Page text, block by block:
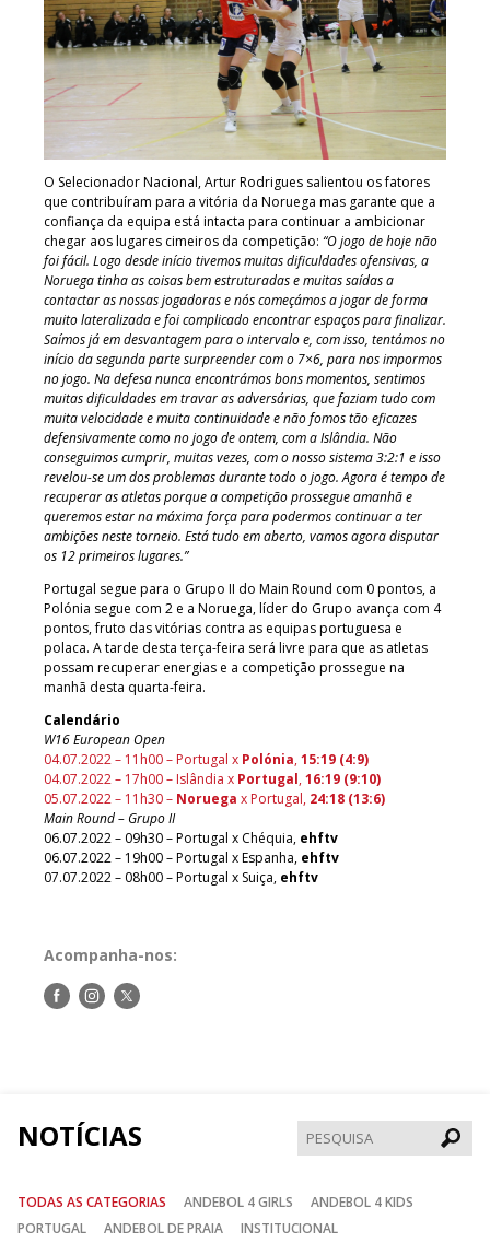
O Selecionador Nacional, Artur Rodrigues salientou os fatores
que contribuíram para a vitória da Noruega mas garante que a
confiança da equipa está intacta para continuar a ambicionar
chegar aos lugares cimeiros da competição: “O jogo de hoje não
foi fácil. Logo desde início tivemos muitas dificuldades ofensivas, a
Noruega tinha as coisas bem estruturadas e muitas saídas a
contactar as nossas jogadoras e nós começámos a jogar de forma
muito lateralizada e foi complicado encontrar espaços para finalizar.
Saímos já em desvantagem para o intervalo e, com isso, tentámos no
início da segunda parte surpreender com o 7×6, para nos impormos
no jogo. Na defesa nunca encontrámos bons momentos, sentimos
muitas dificuldades em travar as adversárias, que faziam tudo com
muita velocidade e muita continuidade e não fomos tão eficazes
defensivamente como no jogo de ontem, com a Islândia. Não
conseguimos cumprir, muitas vezes, com o nosso sistema 3:2:1 e isso
revelou-se um dos problemas durante todo o jogo. Agora é tempo de
recuperar as atletas porque a competição prossegue amanhã e
queremos estar na máxima força para podermos continuar a ter
ambições neste torneio. Está tudo em aberto, vamos agora disputar
os 12 primeiros lugares.”
Portugal segue para o Grupo II do Main Round com 0 pontos, a
Polónia segue com 2 e a Noruega, líder do Grupo avança com 4
pontos, fruto das vitórias contra as equipas portuguesa e
polaca. A tarde desta terça-feira será livre para que as atletas
possam recuperar energias e a competição prossegue na
manhã desta quarta-feira.
Calendário
W16European Open
04.07.2022 – 11h00 – Portugal x Polónia,15:19 (4:9)
04.07.2022 – 17h00 – Islândia x Portugal,16:19 (9:10)
05.07.2022 – 11h30 – Noruega x Portugal, 24:18 (13:6)
Main Round – Grupo II
06.07.2022 – 09h30 – Portugal x Chéquia, ehftv
06.07.2022 – 19h00 – Portugal x Espanha, ehftv
07.07.2022 – 08h00 – Portugal x Suiça, ehftv
Acompanha-nos:
Siga-Siga-Siga-
NOTÍCIAS
TODAS AS CATEGORIAS ANDEBOL 4 GIRLS
ANDEBOL 4 KIDS
PORTUGAL
ANDEBOL DE PRAIA
INSTITUCIONAL